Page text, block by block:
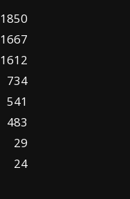
1850
1667
1612
734
541
483
29
24